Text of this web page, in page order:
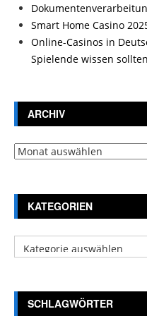
Smart Home Casino
Online-Casinos in
Spielende wissen sollten
ARCHIV
Archiv
KATEGORIEN
Kategorien
SCHLAGWÖRTER